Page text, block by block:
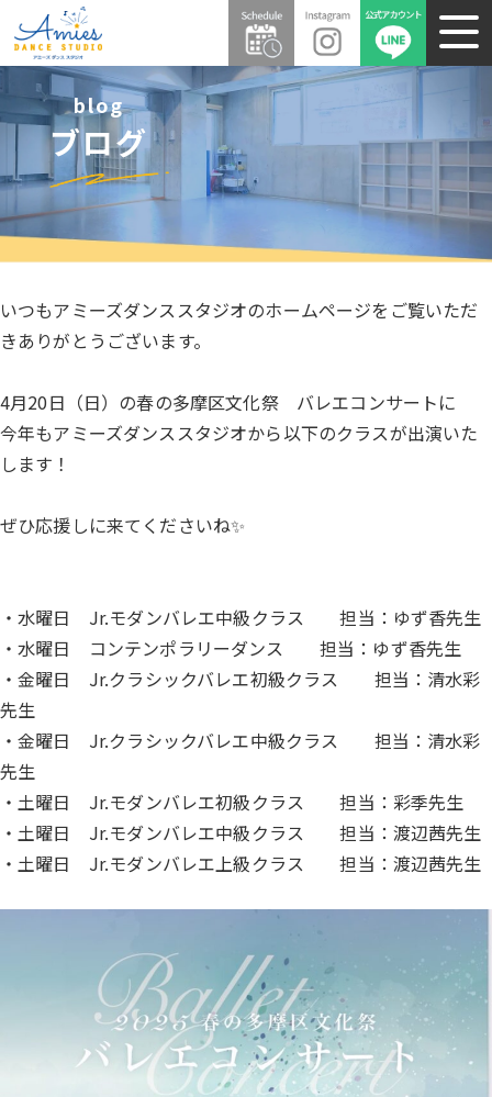
blog
ブログ
いつもアミーズダンススタジオのホームページをご覧いただ
きありがとうございます。
4月20日（日）の春の多摩区文化祭 バレエコンサートに
今年もアミーズダンススタジオから以下のクラスが出演いた
します！
ぜひ応援しに来てくださいね✨
・水曜日 Jr.モダンバレエ中級クラス 担当：ゆず香先生
・水曜日 コンテンポラリーダンス 担当：ゆず香先生
・金曜日 Jr.クラシックバレエ初級クラス 担当：清水彩
先生
・金曜日 Jr.クラシックバレエ中級クラス 担当：清水彩
先生
・土曜日 Jr.モダンバレエ初級クラス 担当：彩季先生
・土曜日 Jr.モダンバレエ中級クラス 担当：渡辺茜先生
・土曜日 Jr.モダンバレエ上級クラス 担当：渡辺茜先生